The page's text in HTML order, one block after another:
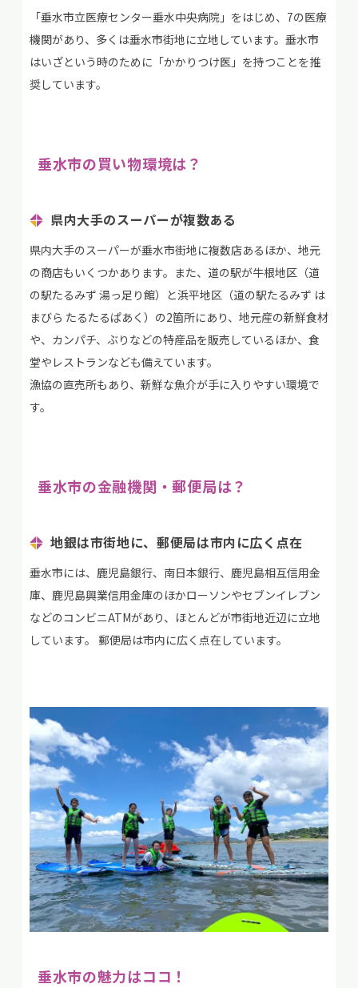
「垂水市立医療センター垂水中央病院」をはじめ、7の医療
機関があり、多くは垂水市街地に立地しています。垂水市
はいざという時のために「かかりつけ医」を持つことを推
奨しています。
垂水市の買い物環境は？
県内大手のスーパーが複数ある
県内大手のスーパーが垂水市街地に複数店あるほか、地元
の商店もいくつかあります。また、道の駅が牛根地区（道
の駅たるみず 湯っ足り館）と浜平地区（道の駅たるみず は
まびら たるたるぱあく）の2箇所にあり、地元産の新鮮食材
や、カンパチ、ぶりなどの特産品を販売しているほか、食
堂やレストランなども備えています。
漁協の直売所もあり、新鮮な魚介が手に入りやすい環境で
す。
垂水市の金融機関・郵便局は？
地銀は市街地に、郵便局は市内に広く点在
垂水市には、鹿児島銀行、南日本銀行、鹿児島相互信用金
庫、鹿児島興業信用金庫のほかローソンやセブンイレブン
などのコンビニATMがあり、ほとんどが市街地近辺に立地
しています。 郵便局は市内に広く点在しています。
垂水市の魅力はココ！